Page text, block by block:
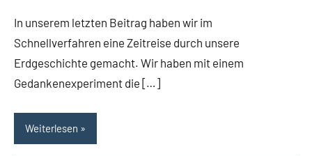
In unserem letzten Beitrag haben wir im
Schnellverfahren eine Zeitreise durch unsere
Erdgeschichte gemacht. Wir haben mit einem
Gedankenexperiment die […]
Weiterlesen